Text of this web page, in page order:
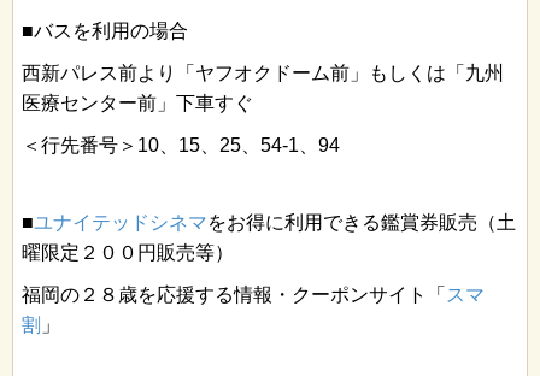
■バスを利用の場合
西新パレス前より「ヤフオクドーム前」もしくは「九州
医療センター前」下車すぐ
＜行先番号＞10、15、25、54-1、94
■ユナイテッドシネマをお得に利用できる鑑賞券販売（土
曜限定２００円販売等）
福岡の２８歳を応援する情報・クーポンサイト「 スマ
割 」